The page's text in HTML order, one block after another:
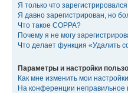
Я только что
Я давно зарегистрирован, но
Что такое COPPA?
Почему я не могу
Что делает функция «Удалить
Параметры и настройки
Как мне изменить мои
На конференции неправильное